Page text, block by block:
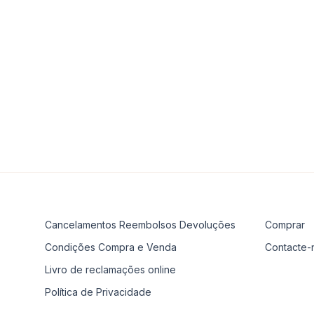
Cancelamentos Reembolsos Devoluções
Condições Compra e Venda
Livro de reclamações online
Política de Privacidade
Comprar
Contacte-